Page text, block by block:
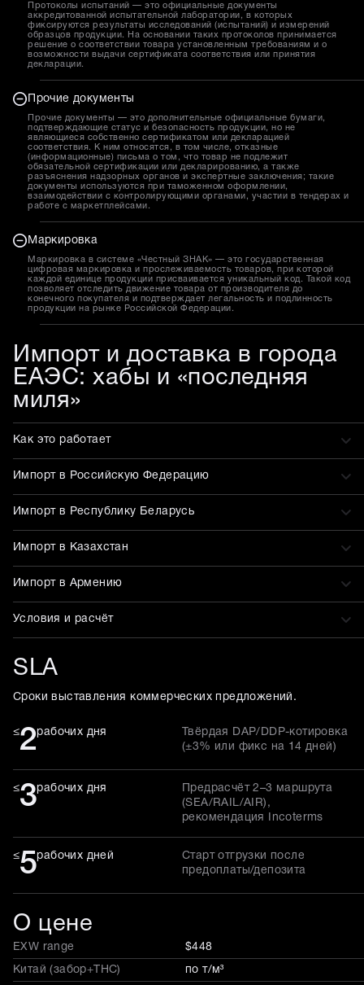
Протоколы испытаний — это официальные документы
аккредитованной испытательной лаборатории, в которых
фиксируются результаты исследований (испытаний) и измерений
образцов продукции. На основании таких протоколов принимается
решение о соответствии товара установленным требованиям и о
возможности выдачи сертификата соответствия или принятия
декларации.
Прочие документы
Прочие документы — это дополнительные официальные бумаги,
подтверждающие статус и безопасность продукции, но не
являющиеся собственно сертификатом или декларацией
соответствия. К ним относятся, в том числе, отказные
(информационные) письма о том, что товар не подлежит
обязательной сертификации или декларированию, а также
разъяснения надзорных органов и экспертные заключения; такие
документы используются при таможенном оформлении,
взаимодействии с контролирующими органами, участии в тендерах и
работе с маркетплейсами.
Маркировка
Маркировка в системе «Честный ЗНАК» — это государственная
цифровая маркировка и прослеживаемость товаров, при которой
каждой единице продукции присваивается уникальный код. Такой код
позволяет отследить движение товара от производителя до
конечного покупателя и подтверждает легальность и подлинность
продукции на рынке Российской Федерации.
Импорт и доставка в города
ЕАЭС: хабы и «последняя
миля»
Как это работает
Импорт в Российскую Федерацию
Импорт в Республику Беларусь
Импорт в Казахстан
Импорт в Армению
Условия и расчёт
SLA
Сроки выставления коммерческих предложений.
≤2рабочих дня
Твёрдая DAP/DDP-котировка
(±3% или фикс на 14 дней)
≤3рабочих дня
Предрасчёт 2–3 маршрута
(SEA/RAIL/AIR),
рекомендация Incoterms
≤5рабочих дней
Старт отгрузки после
предоплаты/депозита
О цене
EXW range $448
Китай (забор+THC) по т/м³